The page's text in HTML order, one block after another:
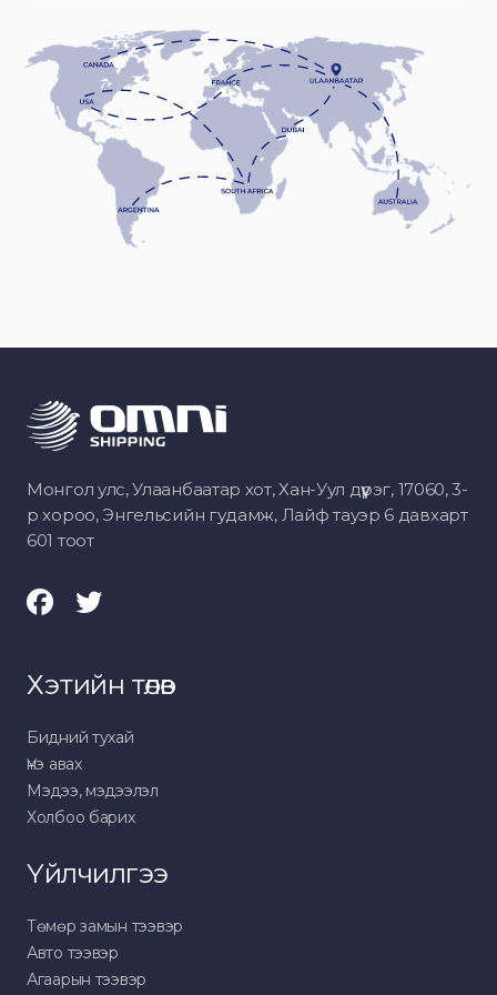
Монгол улс, Улаанбаатар хот, Хан-Уул дүүрэг, 17060, 3-
р хороо, Энгельсийн гудамж, Лайф тауэр 6 давхарт
601 тоот
Хэтийн төлөв
Бидний тухай
Үнэ авах
Мэдээ, мэдээлэл
Холбоо барих
Үйлчилгээ
Төмөр замын тээвэр
Авто тээвэр
Агаарын тээвэр